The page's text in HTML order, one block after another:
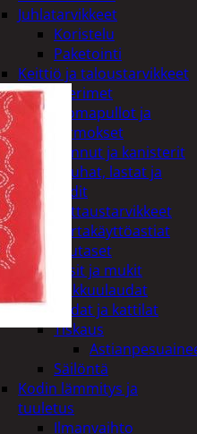
Juhlatarvikkeet
Koristelu
Paketointi
Keittiö ja taloustarvikkeet
Aterimet
Juomapullot ja
termokset
Kannut ja kanisterit
Kauhat, lastat ja
sudit
Kattaustarvikkeet
Kertakäyttöastiat
Lautaset
Lasit ja mukit
Leikkuulaudat
Padat ja kattilat
Tiskaus
Säilöntä
Kodin lämmitys ja
tuuletus
Ilmanvaihto